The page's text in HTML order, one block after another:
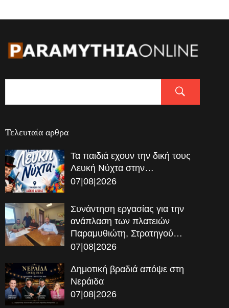
Τελευταία αρθρα
Τα παιδιά εχουν την δική τους
Λευκή Νύχτα στην…
07|08|2026
Συνάντηση εργασίας για την
ανάπλαση των πλατειών
Παραμυθιώτη, Στρατηγού…
07|08|2026
Δημοτική βραδιά απόψε στη
Νεράιδα
07|08|2026